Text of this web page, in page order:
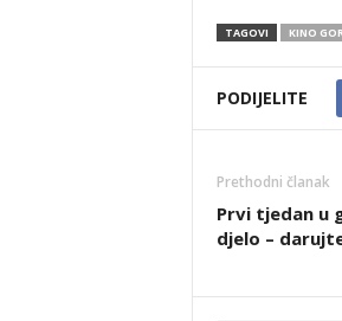
TAGOVI KINO
PODIJELITE
Prethodni članak
Prvi tjedan u
djelo –